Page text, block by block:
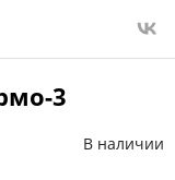
3
В наличии